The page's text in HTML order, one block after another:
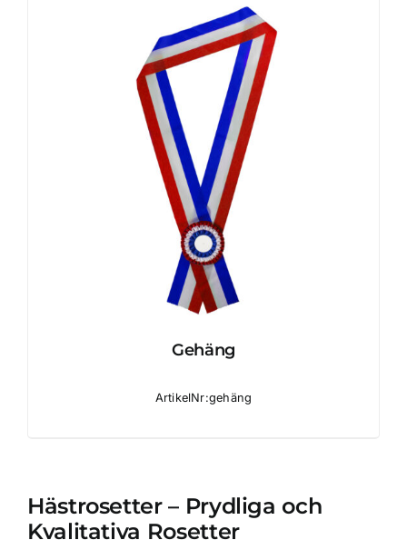
Gehäng
ArtikelNr:gehäng
Hästrosetter – Prydliga och
Kvalitativa Rosetter